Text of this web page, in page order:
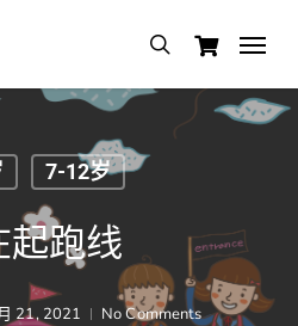
search
Menu
7-12岁
起跑线
21, 2021 No Comments